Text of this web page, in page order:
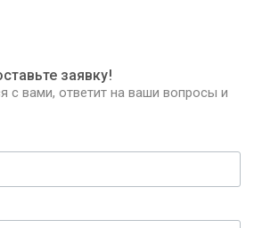
заявку!
с вами, ответит на ваши вопросы и